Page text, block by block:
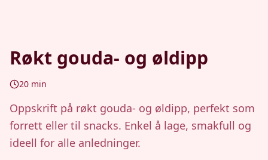
Røkt gouda- og øldipp
20 min
Oppskrift på røkt gouda- og øldipp, perfekt som
forrett eller til snacks. Enkel å lage, smakfull og
ideell for alle anledninger.